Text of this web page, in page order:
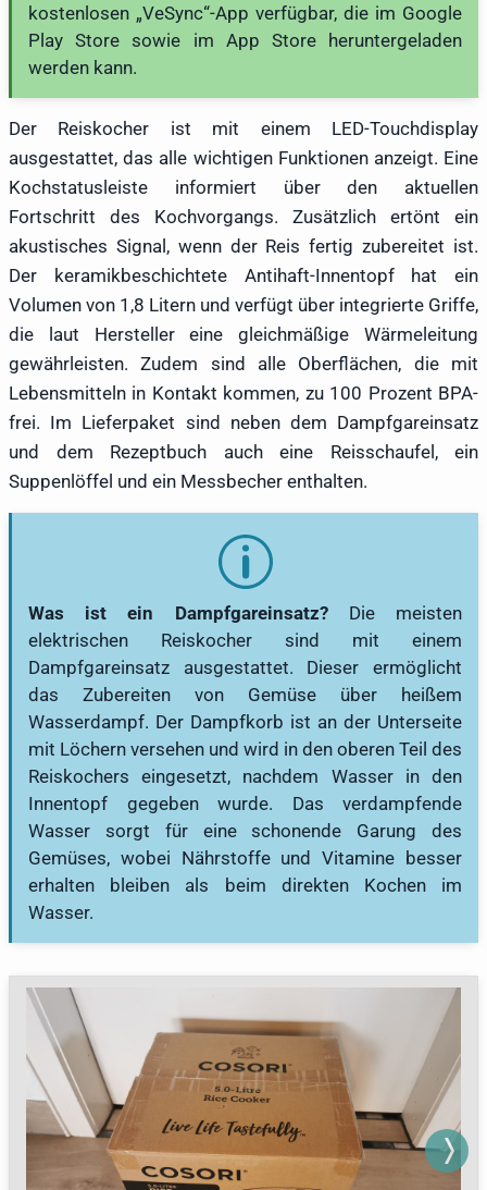
kostenlosen „VeSync“-App verfügbar, die im Google
Play Store sowie im App Store heruntergeladen
werden kann.
Der Reiskocher ist mit einem LED-Touchdisplay
ausgestattet, das alle wichtigen Funktionen anzeigt. Eine
Kochstatusleiste informiert über den aktuellen
Fortschritt des Kochvorgangs. Zusätzlich ertönt ein
akustisches Signal, wenn der Reis fertig zubereitet ist.
Der keramikbeschichtete Antihaft-Innentopf hat ein
Volumen von 1,8 Litern und verfügt über integrierte Griffe,
die laut Hersteller eine gleichmäßige Wärmeleitung
gewährleisten. Zudem sind alle Oberflächen, die mit
Lebensmitteln in Kontakt kommen, zu 100 Prozent BPA-
frei. Im Lieferpaket sind neben dem Dampfgareinsatz
und dem Rezeptbuch auch eine Reisschaufel, ein
Suppenlöffel und ein Messbecher enthalten.
Was ist ein Dampfgareinsatz?Die meisten
elektrischen Reiskocher sind mit einem
Dampfgareinsatz ausgestattet. Dieser ermöglicht
das Zubereiten von Gemüse über heißem
Wasserdampf. Der Dampfkorb ist an der Unterseite
mit Löchern versehen und wird in den oberen Teil des
Reiskochers eingesetzt, nachdem Wasser in den
Innentopf gegeben wurde. Das verdampfende
Wasser sorgt für eine schonende Garung des
Gemüses, wobei Nährstoffe und Vitamine besser
erhalten bleiben als beim direkten Kochen im
Wasser.
Next